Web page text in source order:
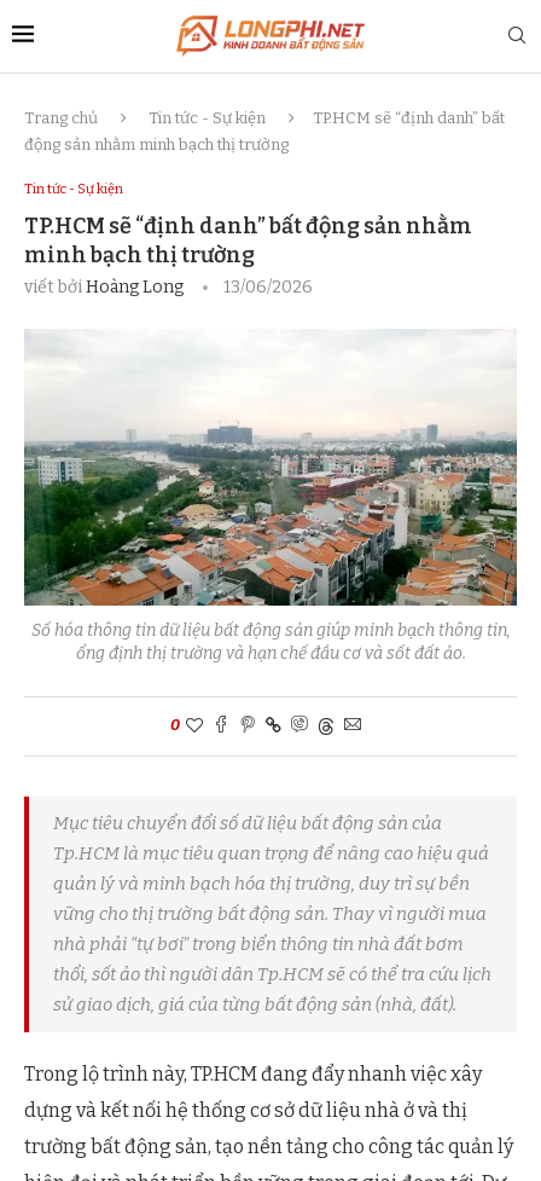
Trang chủ Tin tức - Sự kiện
TP.HCM sẽ “định danh” bất
động sản nhằm minh bạch thị trường
Tin tức - Sự kiện
TP.HCM sẽ “định danh” bất động sản nhằm
minh bạch thị trường
viết bởiHoàng Long 13/06/2026
Số hóa thông tin dữ liệu bất động sản giúp minh bạch thông tin,
ổng định thị trường và hạn chế đầu cơ và sốt đất ảo.
0
Mục tiêu chuyển đổi số dữ liệu bất động sản của
Tp.HCM là mục tiêu quan trọng để nâng cao hiệu quả
quản lý và minh bạch hóa thị trường, duy trì sự bền
vững cho thị trường bất động sản. Thay vì người mua
nhà phải “tự bơi” trong biển thông tin nhà đất bơm
thổi, sốt ảo thì người dân Tp.HCM sẽ có thể tra cứu lịch
sử giao dịch, giá của từng bất động sản (nhà, đất).
Trong lộ trình này, TP.HCM đang đẩy nhanh việc xây
dựng và kết nối hệ thống cơ sở dữ liệu nhà ở và thị
trường bất động sản, tạo nền tảng cho công tác quản lý